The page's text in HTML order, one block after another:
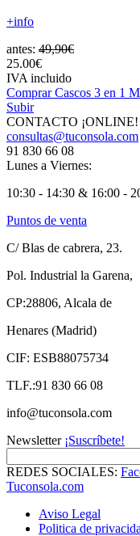
+info
antes: 49,90€
25.00€
IVA incluido
Comprar Cascos 3 en 1
Subir
CONTACTO ¡ONLINE!
consultas@tuconsola.com
91 830 66 08
Lunes a Viernes:
10:30 - 14:30 & 16:00 -
Puntos de venta
C/ Blas de cabrera, 23.
Pol. Industrial la Garena,
CP:28806, Alcala de
Henares (Madrid)
CIF: ESB88075734
TLF.:91 830 66 08
info@tuconsola.com
Newsletter ¡Suscríbete!
REDES SOCIALES:
Tuconsola.com
Aviso Legal
Politica de